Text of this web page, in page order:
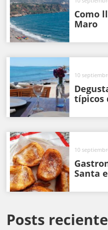
Como
Maro
10
típicos
10
Santa
Posts